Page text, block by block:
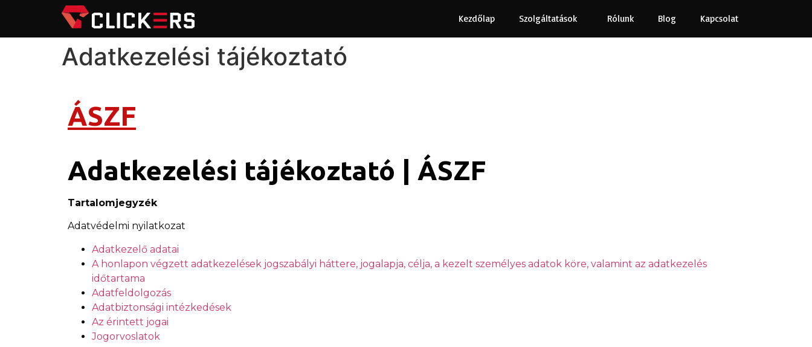
Kezdőlap Szolgáltatások Rólunk Blog Kapcsolat
Adatkezelési tájékoztató
ÁSZF
Adatkezelési tájékoztató | ÁSZF
Tartalomjegyzék
Adatvédelmi nyilatkozat
Adatkezelő adatai
A honlapon végzett adatkezelések jogszabályi háttere, jogalapja, célja, a kezelt személyes adatok köre, valamint az adatkezelés
időtartama
Adatfeldolgozás
Adatbiztonsági intézkedések
Az érintett jogai
Jogorvoslatok